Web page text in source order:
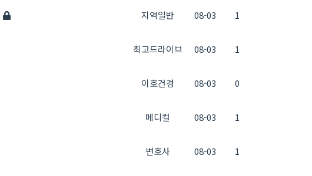
지역일반 08-03 1
최고드라이브 08-03 1
이호건경 08-03 0
메디컬 08-03 1
변호사 08-03 1